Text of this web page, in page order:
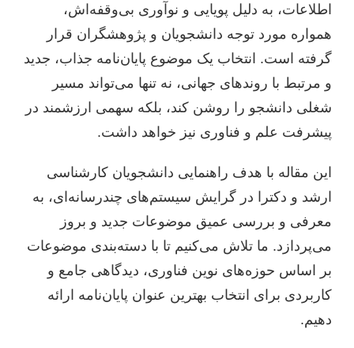
اطلاعات، به دلیل پویایی و نوآوری بی‌وقفه‌اش،
همواره مورد توجه دانشجویان و پژوهشگران قرار
گرفته است. انتخاب یک موضوع پایان‌نامه جذاب، جدید
و مرتبط با روندهای جهانی، نه تنها می‌تواند مسیر
شغلی دانشجو را روشن کند، بلکه سهمی ارزشمند در
پیشرفت علم و فناوری نیز خواهد داشت.
این مقاله با هدف راهنمایی دانشجویان کارشناسی
ارشد و دکترا در گرایش سیستم‌های چندرسانه‌ای، به
معرفی و بررسی عمیق موضوعات جدید و بروز
می‌پردازد. ما تلاش می‌کنیم تا با دسته‌بندی موضوعات
بر اساس حوزه‌های نوین فناوری، دیدگاهی جامع و
کاربردی برای انتخاب بهترین عنوان پایان‌نامه ارائه
دهیم.